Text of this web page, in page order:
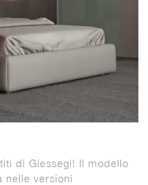
di Giessegi! Il modello
nelle versioni